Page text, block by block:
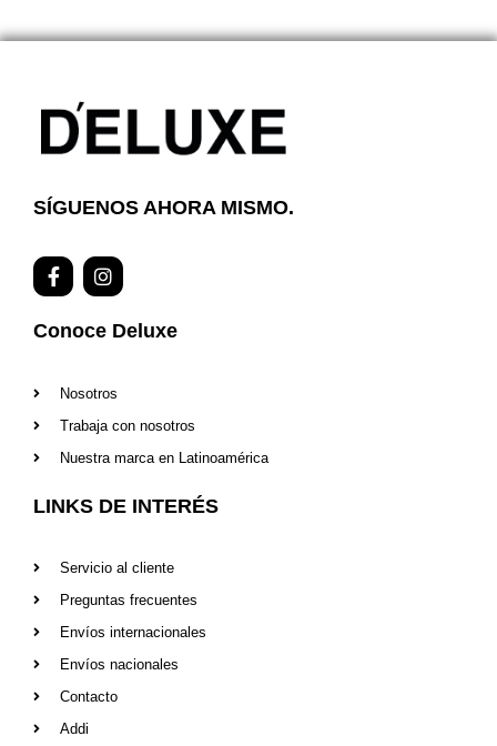
SÍGUENOS AHORA MISMO.
F
a
e
o
k
I
n
t
r
a
m
Conoce Deluxe
Nosotros
Trabaja con nosotros
Nuestra marca en Latinoamérica
LINKS DE INTERÉS
Servicio al cliente
Preguntas frecuentes
Envíos internacionales
Envíos nacionales
Contacto
Addi